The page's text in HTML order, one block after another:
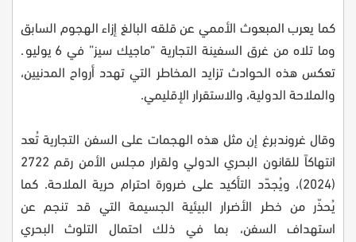
كما يعرب المبعوث الأممي عن قلقه البالغ إزاء الهجوم السابق
وما تلاه من غرق السفينة التجارية “ماجيك سيز” في 6 يوليو.
تعكس هذه الحوادث تزايد المخاطر التي تهدد أرواح المدنيين،
والملاحة الدولية، والاستقرار الإقليمي.
وقال غروندبرغ إن مثل هذه الهجمات على السفن التجارية تُعد
انتهاكاً للقانون البحري الدولي ولقرار مجلس الأمن رقم 2722
(2024)، ويُجدّد التأكيد على ضرورة احترام حرية الملاحة. كما
يُحذّر من خطر الأضرار البيئية الجسيمة التي قد تنجم عن
استهداف السفن، بما في ذلك احتمال التلوث البحري